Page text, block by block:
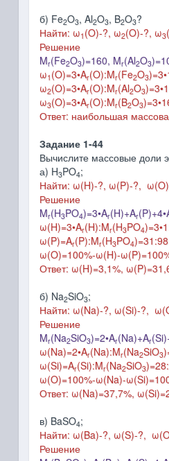
б) Fe2O3, Al2O3, B2O3?
Найти: ω1 (O)-?, ω2(O)-?, ω3
Решение
Mr(Fe2O3)=160, Mr(Al2O3
ω1 (O)=3•Ar(O):Mr(Fe2O3)=3•
ω2(O)=3•Ar(O):Mr(Al2O3)=3
ω3(O)=3•Ar(O):Mr(B2O3)=3
Ответ: наибольшая
Задание 1-44
Вычислите массовые доли
а) H3PO4;
Найти: ω(H)-?, ω(P)-?,
Решение
Mr(H3PO4)=3•Ar(H)+Ar
ω(H)=3•Ar(H):Mr(H3PO4)=3•1
ω(P)=Ar(P):Mr(H3PO4
ω(O)=100%-ω(H)-ω(P)
Ответ: ω(H)=3,1%,
б) Na2SiO3;
Найти: ω(Na)-?, ω(Si)-?,
Решение
Mr(Na2SiO3)=2•Ar(Na)+Ar
ω(Na)=2•Ar(Na):Mr(Na2SiO3
ω(Si)=Ar(Si):Mr(Na2SiO3
ω(O)=100%-ω(Na)-ω(Si)
Ответ: ω(Na)=37,7%,
в) BaSO4;
Найти: ω(Ba)-?, ω(S)-?,
Решение